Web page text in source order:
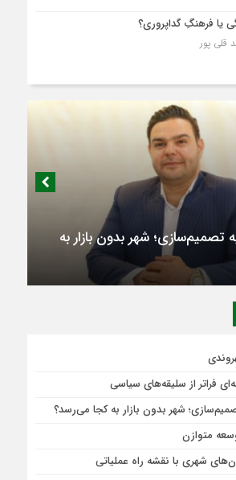
یا فرهنگِ گداپروری؟
قلی پور
تصمیم‌سازی؛ شهر بدون بازار به
فراتر از سلیقه‌های سیاسی
شهر بدون بازار به کجا می‌رسد؟
متوازن
شهری با نقشه راه عملیاتی